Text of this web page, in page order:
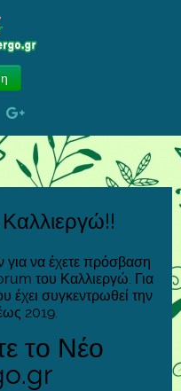
για να έχετε πρόσβαση
του Καλλιεργώ. Για
έχει συγκεντρωθεί την
2019.
το Νέο